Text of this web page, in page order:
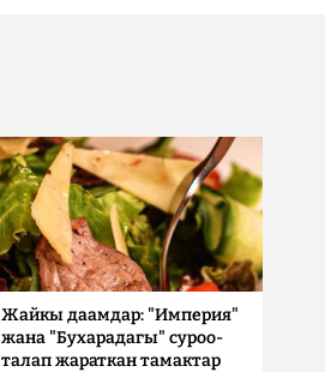
Жайкы даамдар: "Империя"
жана "Бухарадагы" суроо-
талап жараткан тамактар